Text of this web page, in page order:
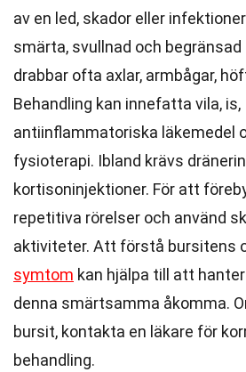
av en led, skador eller
smärta, svullnad och begränsad
drabbar ofta axlar, armbågar,
Behandling kan innefatta vila, is,
antiinflammatoriska läkemedel
fysioterapi. Ibland krävs
kortisoninjektioner. För att
repetitiva rörelser och använd
aktiviteter. Att förstå bursitens
symtom kan hjälpa till att
denna smärtsamma åkomma.
bursit, kontakta en läkare för
behandling.